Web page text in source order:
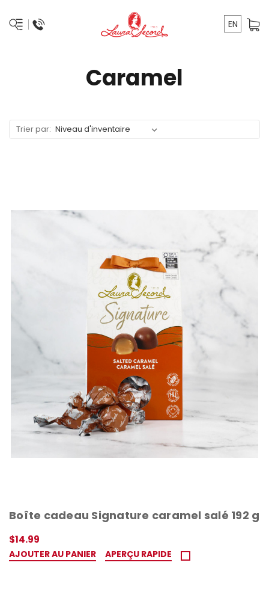
EN
Caramel
Trier par:
Boîte cadeau Signature caramel salé 192 g
$14.99
AJOUTER AU PANIER APERÇU RAPIDE